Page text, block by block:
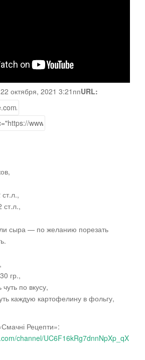
октября, 2021 3:21ппURL:
ст.л.,
ст.л.,
сыра — по желанию порезать
гр.,
по вкусу,
каждую картофелину в фольгу,
Рецепти»:
channel/UC6F16kRg7dnnNpXp_qX